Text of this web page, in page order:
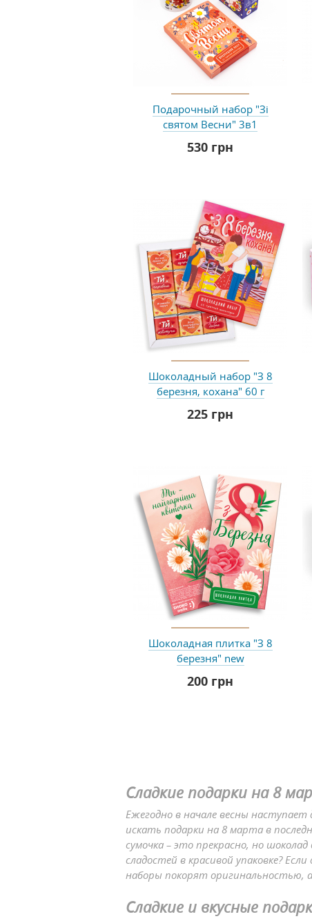
Подарочный набор "Зі
святом Весни" 3в1
530 грн
Шоколадный набор "З 8
березня, кохана" 60 г
225 грн
Шоколадная плитка "З 8
березня" new
200 грн
Сладкие подарки на 8
Ежегодно в начале весны
искать подарки на 8 марта в
сумочка – это прекрасно, но
сладостей в красивой упаковке?
наборы покорят оригинальностью,
Сладкие и вкусные